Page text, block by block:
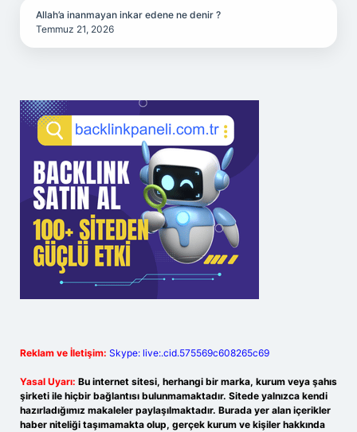
Allah’a inanmayan inkar edene ne denir ?
Temmuz 21, 2026
Reklam ve İletişim: Skype: live:.cid.575569c608265c69
Yasal Uyarı: Bu internet sitesi, herhangi bir marka, kurum veya şahıs
şirketi ile hiçbir bağlantısı bulunmamaktadır. Sitede yalnızca kendi
hazırladığımız makaleler paylaşılmaktadır. Burada yer alan içerikler
haber niteliği taşımamakta olup, gerçek kurum ve kişiler hakkında